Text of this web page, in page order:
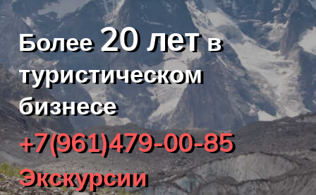
Более20 летв
туристическом
бизнесе
+7(961)479-00-85
Экскурсии